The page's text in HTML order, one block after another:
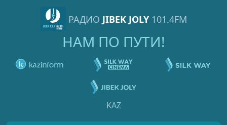
РАДИО JIBEK JOLY 101.4FM
НАМ ПО ПУТИ!
KAZ